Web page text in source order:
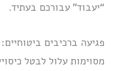
“יעבוד” עבורכם בעתיד.
פגיעה ברכיבים
מסוימות עלול לבטל